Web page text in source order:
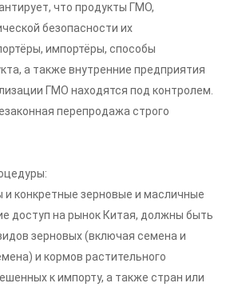
что продукты ГМО,
безопасности их
импортёры, способы
а также внутренние предприятия
ГМО находятся под контролем.
перепродажа строго
и конкретные зерновые и масличные
доступ на рынок Китая, должны быть
зерновых (включая семена и
и кормов растительного
к импорту, а также стран или